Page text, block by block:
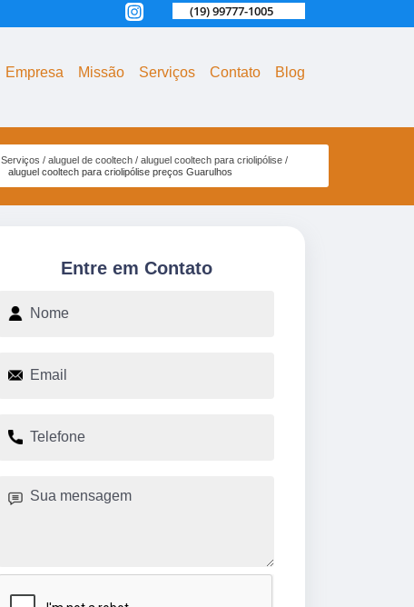
(19) 99777-1005
Empresa Missão Serviços Contato Blog
Serviços aluguel de cooltech
aluguel cooltech para criolipólise
aluguel cooltech para criolipólise preços Guarulhos
Entre em Contato